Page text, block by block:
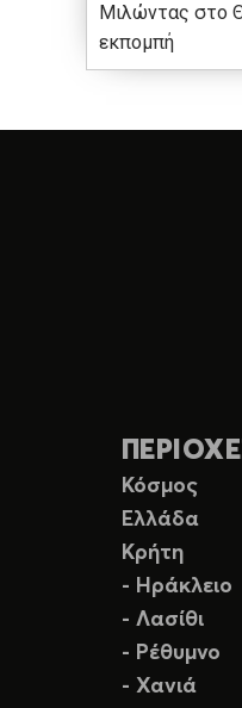
Μιλώντας στο
εκπομπή
Κόσμος
Ελλάδα
Κρήτη
- Ηράκλειο
- Λασίθι
- Ρέθυμνο
- Χανιά